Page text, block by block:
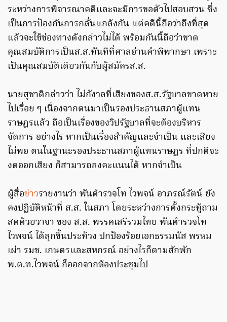
ระหว่างการพิจารณาคดีและจะมีการขอตัวไปสอบสวน ซึ่ง
เป็นการป้องกันการกลั่นแกล้งกัน แต่คดีนี้ถือว่าถึงที่สุด
แล้วจะใช้ช่องทางดังกล่าวไม่ได้ พร้อมกันนี้ถือว่าขาด
คุณสมบัติการเป็นส.ส.ทันทีที่ศาลอ่านคำพิพากษา เพราะ
เป็นคุณสมบัติเดียวกันกับผู้สมัครส.ส.
นายสุชาติกล่าวว่า ไม่กังวลที่เสียงของส.ส.รัฐบาลขาดหาย
ไปเรื่อย ๆ เนื่องจากตนมาเป็นรองประธานสภาผู้แทน
ราษฎรแล้ว ถือเป็นเรื่องของวิปรัฐบาลที่จะต้องบริหาร
จัดการ อย่างไร หากเป็นเรื่องสำคัญและจำเป็น และเสียง
ไม่พอ ตนในฐานะรองประธานสภาผู้แทนราษฎร ที่ปกติจะ
งดออกเสียง ก็สามารถลงคะแนนได้ หากจำเป็น
ผู้สื่อข่าวรายงานว่า พันตำรวจโท ไวพจน์ อาภรณ์รัตน์ ยัง
คงปฏิบัติหน้าที่ ส.ส. ในสภา โดยระหว่างการตั้งกระทู้ถาม
สดด้วยวาจา ของ ส.ส. พรรคเสรีรวมไทย พันตำรวจโท
ไวพจน์ ได้ลุกขึ้นประท้วง ปกป้องร้อยเอกธรรมนัส พรหม
เผ่า รมช. เกษตรและสหกรณ์ อย่างไรก็ตามสักพัก
พ.ต.ท.ไวพจน์ ก็ออกจากห้องประชุมไป